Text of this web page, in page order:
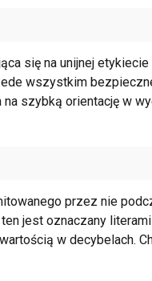
się na unijnej
wszystkim
szybką orientację w
przez nie
jest oznaczany
w decybelach.